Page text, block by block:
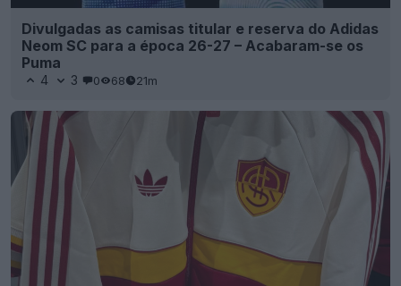
Divulgadas as camisas titular e reserva do Adidas
Neom SC para a época 26-27 – Acabaram-se os
Puma
4 3 0 68 21m